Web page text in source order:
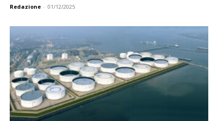
Redazione - 01/12/2025